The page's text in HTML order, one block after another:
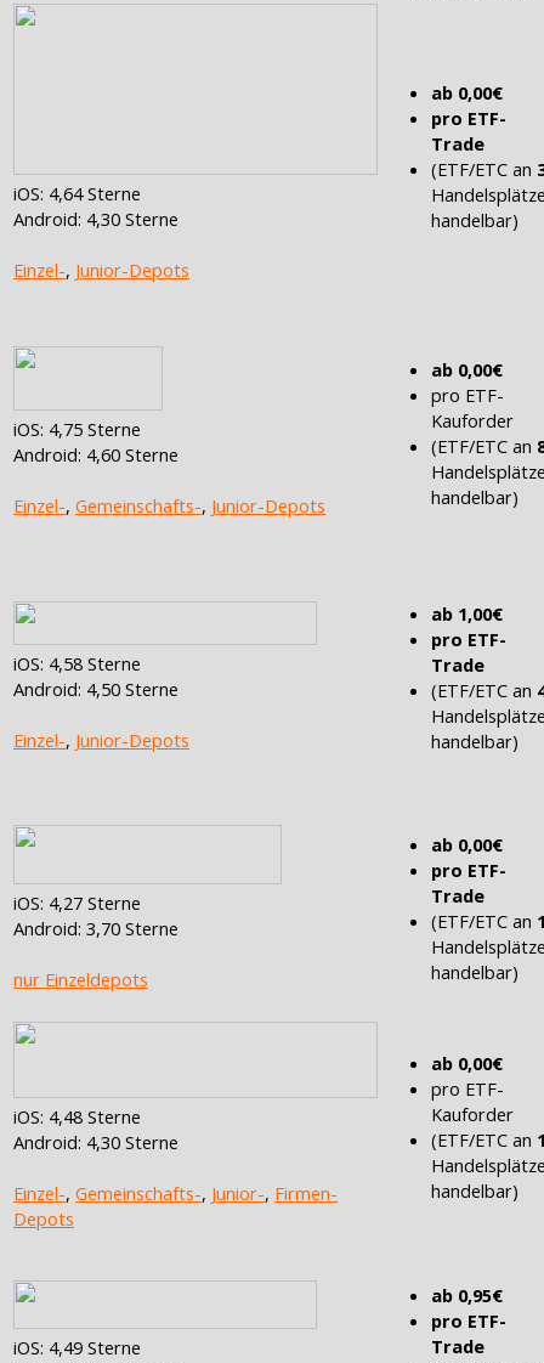
iOS: 4,64 Sterne
Android: 4,30 Sterne
Einzel-, Junior-Depots
ab 0,00€
pro ETF-
Trade
(ETF/ETC an
handelbar)
iOS: 4,75 Sterne
Android: 4,60 Sterne
Einzel-, Gemeinschafts-, Junior-Depots
ab 0,00€
pro ETF-
Kauforder
(ETF/ETC an
handelbar)
iOS: 4,58 Sterne
Android: 4,50 Sterne
Einzel-, Junior-Depots
ab 1,00€
pro ETF-
Trade
(ETF/ETC an
handelbar)
iOS: 4,27 Sterne
Android: 3,70 Sterne
nur Einzeldepots
ab 0,00€
pro ETF-
Trade
(ETF/ETC an
handelbar)
iOS: 4,48 Sterne
Android: 4,30 Sterne
Einzel-, Gemeinschafts-, Junior-, Firmen-
Depots
ab 0,00€
pro ETF-
Kauforder
(ETF/ETC an
handelbar)
iOS: 4,49 Sterne
ab 0,95€
pro ETF-
Trade